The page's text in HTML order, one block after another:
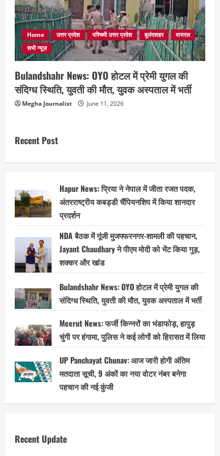
Home उत्तर प्रदेश पश्चिमी उत्तर प्रदेश बुलंदशहर
वायरल
सभी न्यूज़
Bulandshahr News: OYO होटल में प्रेमी युगल की
संदिग्ध स्थिति, युवती की मौत, युवक अस्पताल में भर्ती
Megha Journalist June 11, 2026
Recent Post
Hapur News: प्रिया ने नेपाल में जीता रजत पदक,
अंतरराष्ट्रीय कबड्डी चैंपियनशिप में किया शानदार
प्रदर्शन
NDA बैठक में गूंजी मुजफ्फरनगर-शामली की पहचान,
Jayant Chaudhary ने पीएम मोदी को भेंट किया गुड़,
शक्कर और खांड
Bulandshahr News: OYO होटल में प्रेमी युगल की
संदिग्ध स्थिति, युवती की मौत, युवक अस्पताल में भर्ती
Meerut News: फर्जी किन्नरों का भंडाफोड़, हापुड़
चुंगी पर हंगामा, पुलिस ने कई लोगों को हिरासत में लिया
UP Panchayat Chunav: आज जारी होगी अंतिम
मतदाता सूची, 9 अंकों का नया वोटर नंबर बनेगा
पहचान की नई कुंजी
Recent Update